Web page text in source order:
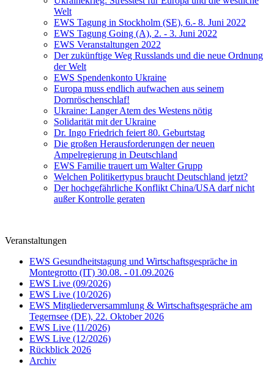
Welt
EWS Tagung in Stockholm (SE), 6.- 8. Juni 2022
EWS Tagung Going (A), 2. - 3. Juni 2022
EWS Veranstaltungen 2022
Der zukünftige Weg Russlands und die neue Ordnung
der Welt
EWS Spendenkonto Ukraine
Europa muss endlich aufwachen aus seinem
Dornröschenschlaf!
Ukraine: Langer Atem des Westens nötig
Solidarität mit der Ukraine
Dr. Ingo Friedrich feiert 80. Geburtstag
Die großen Herausforderungen der neuen
Ampelregierung in Deutschland
EWS Familie trauert um Walter Grupp
Welchen Politikertypus braucht Deutschland jetzt?
Der hochgefährliche Konflikt China/USA darf nicht
außer Kontrolle geraten
Veranstaltungen
EWS Gesundheitstagung und Wirtschaftsgespräche in
Montegrotto (IT) 30.08. - 01.09.2026
EWS Live (09/2026)
EWS Live (10/2026)
EWS Mitgliederversammlung & Wirtschaftsgespräche am
Tegernsee (DE), 22. Oktober 2026
EWS Live (11/2026)
EWS Live (12/2026)
Rückblick 2026
Archiv